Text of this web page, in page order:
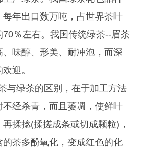
每年出口数万吨，占世界茶叶
％左右。我国传统绿茶--眉茶
味醇、形美、耐冲泡，而深
迎。
绿茶的区别，在于加工方法
经杀青，而且萎凋，使鲜叶
揉捻(揉搓成条或切成颗粒)，
茶多酚氧化，变成红色的化